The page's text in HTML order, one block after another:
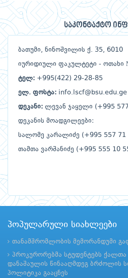
საკონტაქტო
ბათუმი, ნინოშვილის ქ. 35, 6010
იურიდიული ფაკულტეტი - ოთახი
ტელ: +995(422) 29-28-85
ელ. ფოსტა: info.lscf@bsu.edu.ge
დეკანი: ლევან ჯაყელი (+995
დეკანის მოადგილეები:
სალომე კარალიძე (+995 557 71
თამთა ვარშანიძე (+995 555 10
პოპულარული სიახლეები
თანამშრომლობის მემორანდუმი
პროკურორებმა სტუდენტებს
დანაშაულის წინააღმდეგ ბრძოლის
პოლიტიკა გააცნეს